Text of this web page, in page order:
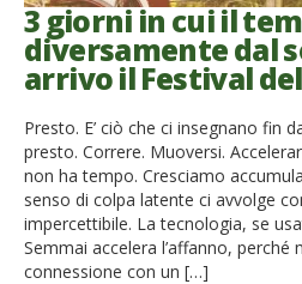
3 giorni in cui il
diversamente dal
arrivo il Festival
Presto. E’ ciò che ci insegnano fin
presto. Correre. Muoversi.
non ha tempo. Cresciamo
senso di colpa latente ci avvolge
impercettibile. La tecnologia, se
Semmai accelera l’affanno, perché
connessione con un […]